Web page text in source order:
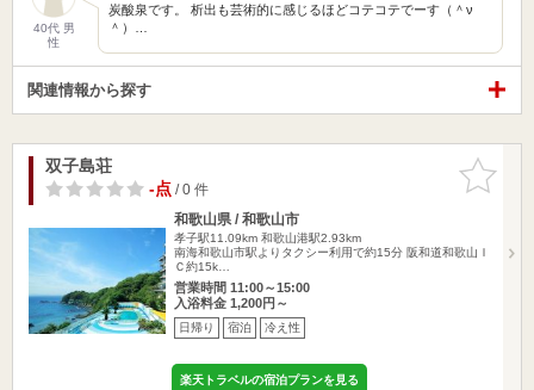
40代 男
性
炭酸泉です。 析出も芸術的に感じるほどコテコテでーす（＾ν
＾）…
関連情報から探す
お気に入
りに追加
双子島荘
-点/ 0 件
和歌山県 / 和歌山市
孝子駅11.09km 和歌山港駅2.93km
南海和歌山市駅よりタクシー利用で約15分 阪和道和歌山Ｉ
Ｃ約15k…
営業時間 11:00～15:00
入浴料金 1,200円～
日帰り 宿泊 冷え性
楽天トラベルの宿泊プランを見る